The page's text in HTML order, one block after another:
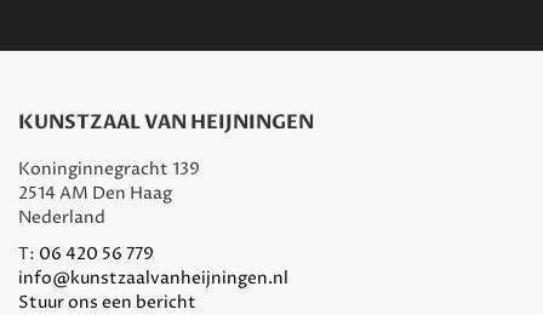
KUNSTZAAL VAN HEIJNINGEN
Koninginnegracht 139
2514 AM Den Haag
Nederland
T: 06 420 56 779
info@kunstzaalvanheijningen.nl
Stuur ons een bericht